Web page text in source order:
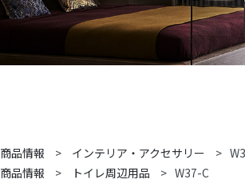
商品情報 > インテリア・アクセサリー >
商品情報 > トイレ周辺用品 > W37-C